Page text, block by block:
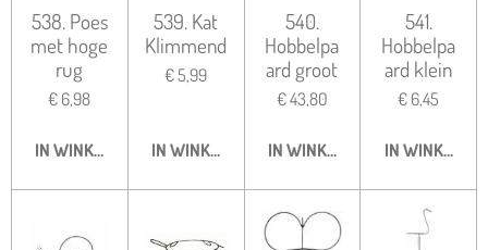
538. Poes
met hoge
rug
€ 6,98
IN WINKELWAGEN
539. Kat
Klimmend
€ 5,99
IN WINKELWAGEN
540.
Hobbelpa
ard groot
€ 43,80
IN WINKELWAGEN
541.
Hobbelpa
ard klein
€ 6,45
IN